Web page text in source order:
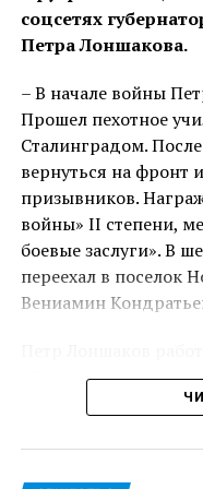
Обособленное
Краснодарского
соцсетях
Петра Лоншакова.
– В начале войны
Прошел пехотное
Сталинградом.
вернуться на фронт
призывников.
войны» II степени,
боевые заслуги». В
переехал в поселок
Вениамин
«Орленок» сначала
ремонтно-
округа и общался с